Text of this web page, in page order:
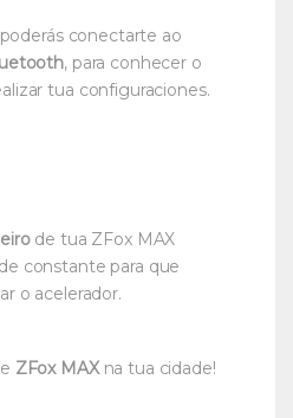
conectarte ao
, para conhecer o
tua configuraciones.
de tua ZFox MAX
constante para que
o acelerador.
ZFox MAXna tua cidade!